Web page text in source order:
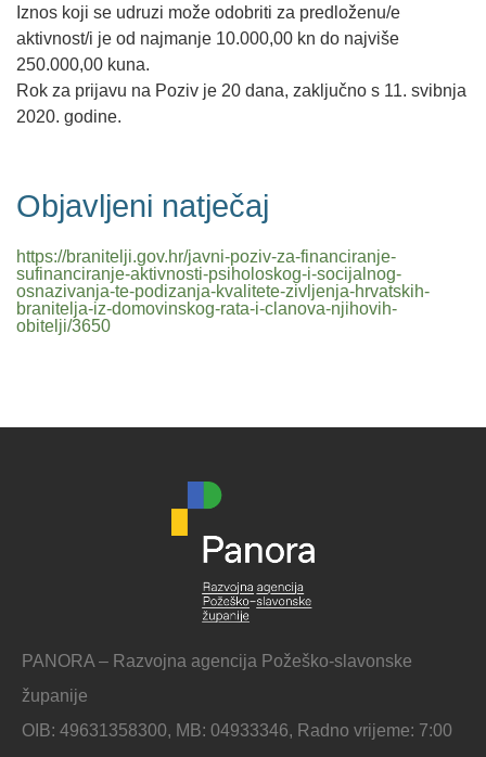
Iznos koji se udruzi može odobriti za predloženu/e
aktivnost/i je od najmanje 10.000,00 kn do najviše
250.000,00 kuna.
Rok za prijavu na Poziv je 20 dana, zaključno s 11. svibnja
2020. godine.
Objavljeni natječaj
https://branitelji.gov.hr/javni-poziv-za-financiranje-
sufinanciranje-aktivnosti-psiholoskog-i-socijalnog-
osnazivanja-te-podizanja-kvalitete-zivljenja-hrvatskih-
branitelja-iz-domovinskog-rata-i-clanova-njihovih-
obitelji/3650
PANORA – Razvojna agencija Požeško-slavonske
županije
OIB: 49631358300, MB: 04933346, Radno vrijeme: 7:00